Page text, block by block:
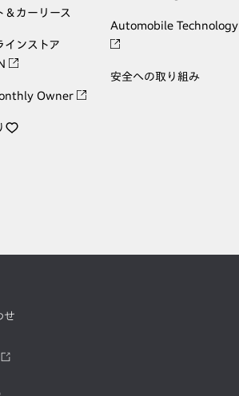
＆カーリース
インストア
Owner
Automobile Technology
安全への取り組み
せ